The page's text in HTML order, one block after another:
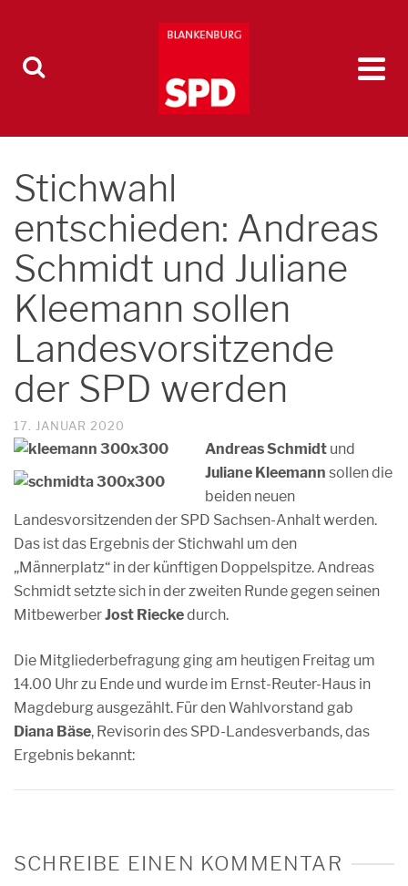
Stichwahl
entschieden: Andreas
Schmidt und Juliane
Kleemann sollen
Landesvorsitzende
der SPD werden
17. JANUAR 2020
Andreas Schmidt und
Juliane Kleemann sollen die
beiden neuen
Landesvorsitzenden der SPD Sachsen-Anhalt werden.
Das ist das Ergebnis der Stichwahl um den
„Männerplatz“ in der künftigen Doppelspitze. Andreas
Schmidt setzte sich in der zweiten Runde gegen seinen
MitbewerberJost Rieckedurch.
Die Mitgliederbefragung ging am heutigen Freitag um
14.00 Uhr zu Ende und wurde im Ernst-Reuter-Haus in
Magdeburg ausgezählt. Für den Wahlvorstand gab
Diana Bäse, Revisorin des SPD-Landesverbands, das
Ergebnis bekannt:
SCHREIBE EINEN KOMMENTAR